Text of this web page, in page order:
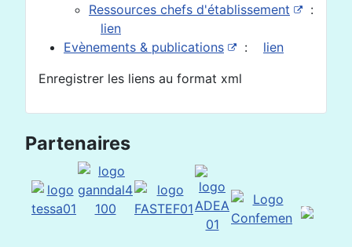
Ressources chefs d'établissement
:
lien
Evènements & publications
: lien
Enregistrer les liens au format xml
Partenaires